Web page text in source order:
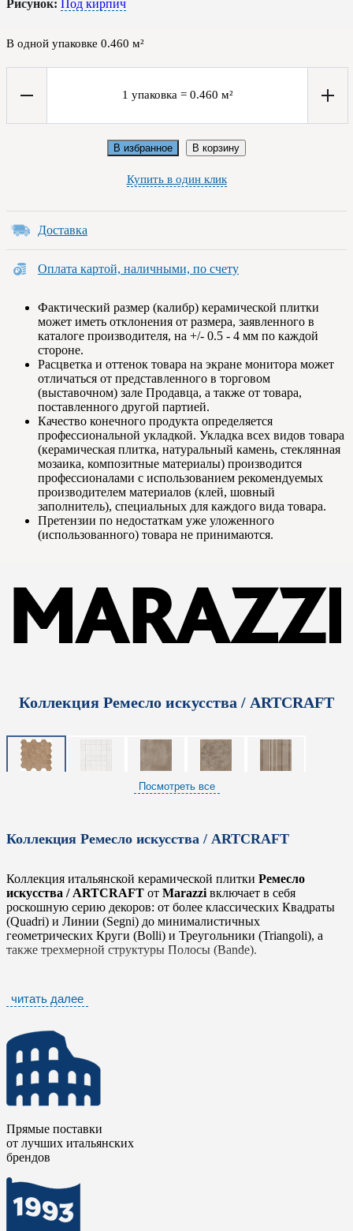
Рисунок: Под кирпич
В одной упаковке 0.460 м²
1 упаковка = 0.460 м²
В избранное В корзину
Купить в один клик
Доставка
Оплата картой, наличными, по счету
Фактический размер (калибр) керамической плитки
может иметь отклонения от размера, заявленного в
каталоге производителя, на +/- 0.5 - 4 мм по каждой
стороне.
Расцветка и оттенок товара на экране монитора может
отличаться от представленного в торговом
(выставочном) зале Продавца, а также от товара,
поставленного другой партией.
Качество конечного продукта определяется
профессиональной укладкой. Укладка всех видов товара
(керамическая плитка, натуральный камень, стеклянная
мозаика, композитные материалы) производится
профессионалами с использованием рекомендуемых
производителем материалов (клей, шовный
заполнитель), специальных для каждого вида товара.
Претензии по недостаткам уже уложенного
(использованного) товара не принимаются.
Коллекция Ремесло искусства / ARTCRAFT
Посмотреть все
Коллекция Ремесло искусства / ARTCRAFT
Коллекция итальянской керамической плитки Ремесло
искусства / ARTCRAFT от Marazzi включает в себя
роскошную серию декоров: от более классических Квадраты
(Quadri) и Линии (Segni) до минималистичных
геометрических Круги (Bolli) и Треугольники (Triangoli), а
также трехмерной структуры Полосы (Bande).
(Semi-Matt) в цвете белый (Bianco) представлены в новом
размере 5,3x30 см, в классическом формате 20x20 см и в виде
керамогранит станет лучшим выбором для пространства в
стиле средиземноморский, марокканский, бохо и эклектика.
Шестиугольная плитка в сочетании с декором из
треугольников создаст на полу или стене эффект восточного
ковра или витражного панно. Размер 5,3x30 см идеально
подходит для выкладывания арок, бордюров и обрамления
зеркал, добавляя интерьеру черты ручной работы и
аутентичности.
Коллекция отлично подходит для оформления коммерческих
интерьеров - кафе, бутиков, студий. Идеальное сочетание
мастерства и инноваций позволяет создавать декоративные
поверхности, богатые характером - от уютных частных
ванных до атмосферных общественных пространств.
читать далее
Прямые поставки
от лучших итальянских
брендов